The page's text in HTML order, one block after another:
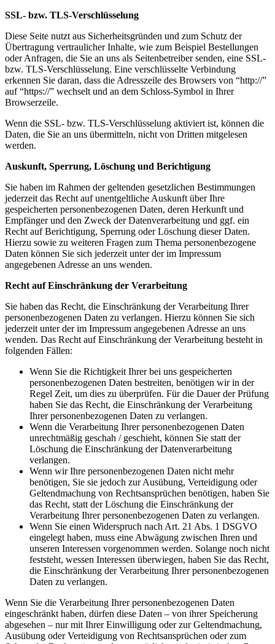
SSL- bzw. TLS-Verschlüsselung
Diese Seite nutzt aus Sicherheitsgründen und zum Schutz der
Übertragung vertraulicher Inhalte, wie zum Beispiel Bestellungen
oder Anfragen, die Sie an uns als Seitenbetreiber senden, eine SSL-
bzw. TLS-Verschlüsselung. Eine verschlüsselte Verbindung
erkennen Sie daran, dass die Adresszeile des Browsers von “http://”
auf “https://” wechselt und an dem Schloss-Symbol in Ihrer
Browserzeile.
Wenn die SSL- bzw. TLS-Verschlüsselung aktiviert ist, können die
Daten, die Sie an uns übermitteln, nicht von Dritten mitgelesen
werden.
Auskunft, Sperrung, Löschung und Berichtigung
Sie haben im Rahmen der geltenden gesetzlichen Bestimmungen
jederzeit das Recht auf unentgeltliche Auskunft über Ihre
gespeicherten personenbezogenen Daten, deren Herkunft und
Empfänger und den Zweck der Datenverarbeitung und ggf. ein
Recht auf Berichtigung, Sperrung oder Löschung dieser Daten.
Hierzu sowie zu weiteren Fragen zum Thema personenbezogene
Daten können Sie sich jederzeit unter der im Impressum
angegebenen Adresse an uns wenden.
Recht auf Einschränkung der Verarbeitung
Sie haben das Recht, die Einschränkung der Verarbeitung Ihrer
personenbezogenen Daten zu verlangen. Hierzu können Sie sich
jederzeit unter der im Impressum angegebenen Adresse an uns
wenden. Das Recht auf Einschränkung der Verarbeitung besteht in
folgenden Fällen:
Wenn Sie die Richtigkeit Ihrer bei uns gespeicherten
personenbezogenen Daten bestreiten, benötigen wir in der
Regel Zeit, um dies zu überprüfen. Für die Dauer der Prüfung
haben Sie das Recht, die Einschränkung der Verarbeitung
Ihrer personenbezogenen Daten zu verlangen.
Wenn die Verarbeitung Ihrer personenbezogenen Daten
unrechtmäßig geschah / geschieht, können Sie statt der
Löschung die Einschränkung der Datenverarbeitung
verlangen.
Wenn wir Ihre personenbezogenen Daten nicht mehr
benötigen, Sie sie jedoch zur Ausübung, Verteidigung oder
Geltendmachung von Rechtsansprüchen benötigen, haben Sie
das Recht, statt der Löschung die Einschränkung der
Verarbeitung Ihrer personenbezogenen Daten zu verlangen.
Wenn Sie einen Widerspruch nach Art. 21 Abs. 1 DSGVO
eingelegt haben, muss eine Abwägung zwischen Ihren und
unseren Interessen vorgenommen werden. Solange noch nicht
feststeht, wessen Interessen überwiegen, haben Sie das Recht,
die Einschränkung der Verarbeitung Ihrer personenbezogenen
Daten zu verlangen.
Wenn Sie die Verarbeitung Ihrer personenbezogenen Daten
eingeschränkt haben, dürfen diese Daten – von ihrer Speicherung
abgesehen – nur mit Ihrer Einwilligung oder zur Geltendmachung,
Ausübung oder Verteidigung von Rechtsansprüchen oder zum